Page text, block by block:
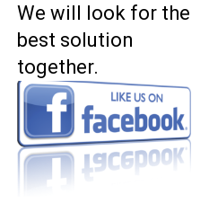
We will look for the
best solution
together.